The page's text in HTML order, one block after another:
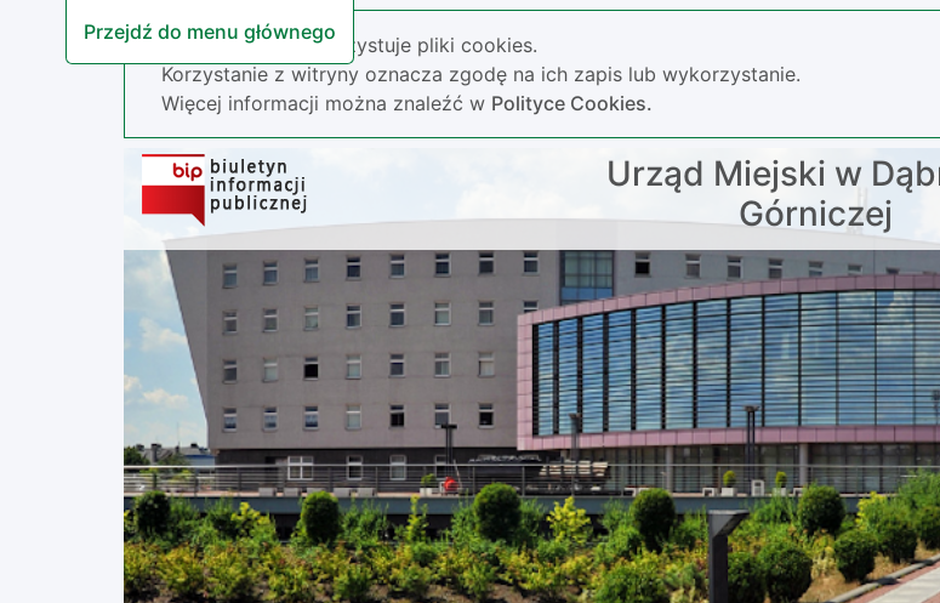
Przejdź do menu głównego
Nasza strona wykorzystuje pliki cookies.
Korzystanie z witryny oznacza zgodę na ich zapis lub wykorzystanie.
Więcej informacji można znaleźć w Polityce Cookies.
Urząd Miejski w
Górniczej